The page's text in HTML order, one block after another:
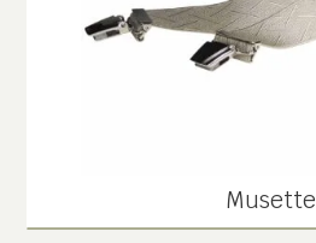
Musette